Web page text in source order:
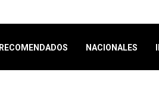
RECOMENDADOS NACIONALES